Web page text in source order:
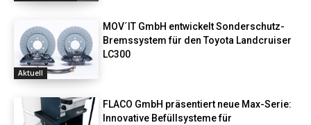
Aktuell
MOV´IT GmbH entwickelt Sonderschutz-
Bremssystem für den Toyota Landcruiser
LC300
FLACO GmbH präsentiert neue Max-Serie:
Innovative Befüllsysteme für